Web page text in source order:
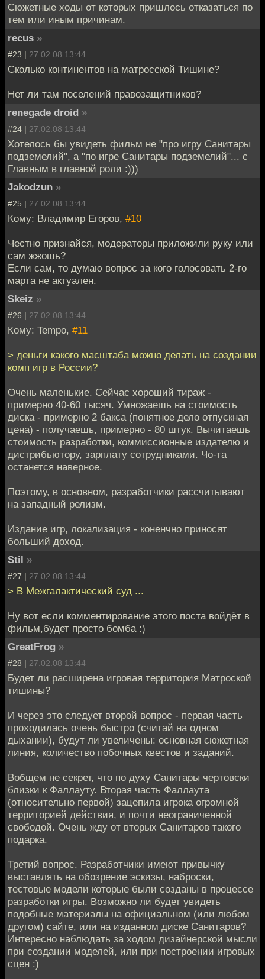
Сюжетные ходы от которых пришлось отказаться по
тем или иным причинам.
recus »
#23 | 27.02.08 13:44
Сколько континентов на матросской Тишине?
Нет ли там поселений правозащитников?
renegade droid »
#24 | 27.02.08 13:44
Хотелось бы увидеть фильм не "про игру Санитары
подземелий", а "по игре Санитары подземелий"... с
Главным в главной роли :)))
Jakodzun »
#25 | 27.02.08 13:44
Кому: Владимир Егоров, #10
Честно признайся, модераторы приложили руку или
сам жжошь?
Если сам, то думаю вопрос за кого голосовать 2-го
марта не актуален.
Skeiz »
#26 | 27.02.08 13:44
Кому: Tempo, #11
> деньги какого масштаба можно делать на создании
комп игр в России?
Очень маленькие. Сейчас хороший тираж -
примерно 40-60 тысяч. Умножаешь на стоимость
диска - примерно 2 бакса (понятное дело отпускная
цена) - получаешь, примерно - 80 штук. Вычитаешь
стоимость разработки, коммиссионные издателю и
дистрибьютору, зарплату сотрудниками. Чо-та
останется наверное.
Поэтому, в основном, разработчики рассчитывают
на западный релизм.
Издание игр, локализация - коненчно приносят
больший доход.
Stil »
#27 | 27.02.08 13:44
> В Межгалактический суд ...
Ну вот если комментирование этого поста войдёт в
фильм,будет просто бомба :)
GreatFrog »
#28 | 27.02.08 13:44
Будет ли расширена игровая территория Матроской
тишины?
И через это следует второй вопрос - первая часть
проходилась очень быстро (считай на одном
дыхании), будут ли увеличены: основная сюжетная
линия, количество побочных квестов и заданий.
Вобщем не секрет, что по духу Санитары чертовски
близки к Фаллауту. Вторая часть Фаллаута
(относительно первой) зацепила игрока огромной
территорией действия, и почти неограниченной
свободой. Очень жду от вторых Санитаров такого
подарка.
Третий вопрос. Разработчики имеют привычку
выставлять на обозрение эскизы, наброски,
тестовые модели которые были созданы в процессе
разработки игры. Возможно ли будет увидеть
подобные материалы на официальном (или любом
другом) сайте, или на изданном диске Санитаров?
Интересно наблюдать за ходом дизайнерской мысли
при создании моделей, или при построении игровых
сцен :)